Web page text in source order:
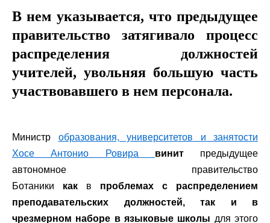
В нем указывается, что предыдущее
правительство затягивало процесс
распределения должностей
учителей, увольняя большую часть
участвовавшего в нем персонала.
Министр образования, университетов и занятости
Хосе Антонио Ровира винитпредыдущее
автономное правительство
Ботаники как в проблемах с распределением
преподавательских должностей, так и в
чрезмерном наборе в языковые школы для этого